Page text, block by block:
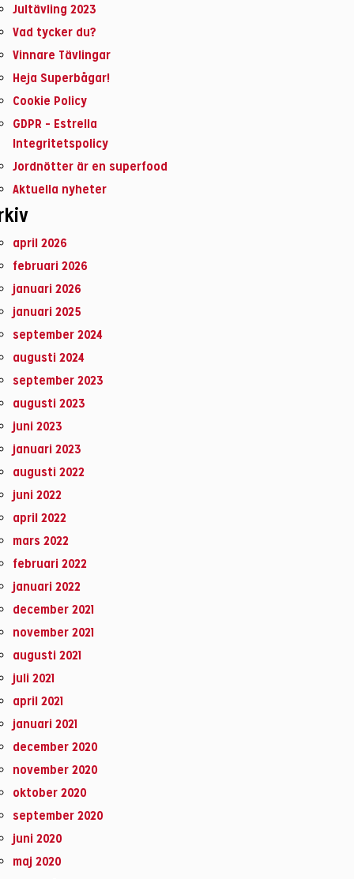
Jultävling 2023
Vad tycker du?
Vinnare Tävlingar
Heja Superbågar!
Cookie Policy
GDPR – Estrella
Integritetspolicy
Jordnötter är en superfood
Aktuella nyheter
april 2026
februari 2026
januari 2026
januari 2025
september 2024
augusti 2024
september 2023
augusti 2023
juni 2023
januari 2023
augusti 2022
juni 2022
april 2022
mars 2022
februari 2022
januari 2022
december 2021
november 2021
augusti 2021
juli 2021
april 2021
januari 2021
december 2020
november 2020
oktober 2020
september 2020
juni 2020
maj 2020